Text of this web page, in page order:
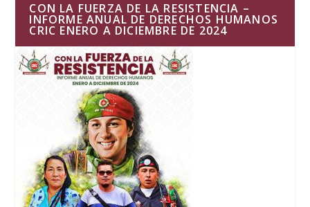
CON LA FUERZA DE LA RESISTENCIA –
INFORME ANUAL DE DERECHOS HUMANOS
CRIC ENERO A DICIEMBRE DE 2024